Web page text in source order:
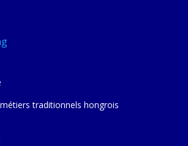
traditionnels hongrois